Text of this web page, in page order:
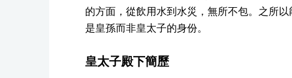
的方面，從飲用水到水災，無所不包。之所
是皇孫而非皇太子的身份。
皇太子殿下簡歷